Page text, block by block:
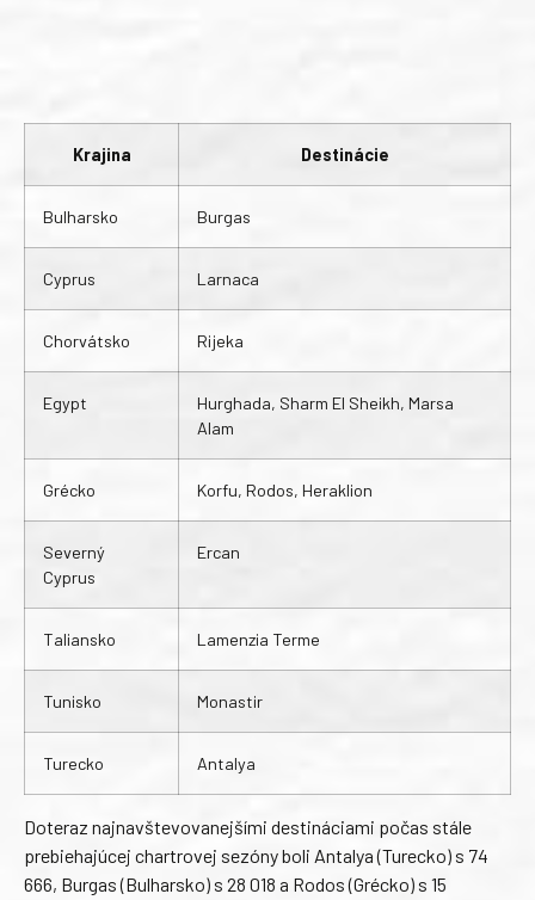
Krajina Destinácie
Bulharsko Burgas
Cyprus Larnaca
Chorvátsko Rijeka
Egypt
Hurghada, Sharm El Sheikh, Marsa
Alam
Grécko Korfu, Rodos, Heraklion
Severný
Cyprus
Ercan
Taliansko Lamenzia Terme
Tunisko Monastir
Turecko Antalya
Doteraz najnavštevovanejšími destináciami počas stále
prebiehajúcej chartrovej sezóny boli Antalya (Turecko) s 74
666, Burgas (Bulharsko) s 28 018 a Rodos (Grécko) s 15